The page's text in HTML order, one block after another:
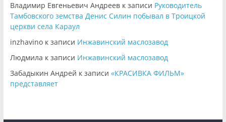
Владимир Евгеньевич Андреевк записи Руководитель
Тамбовского земства Денис Силин побывал в Троицкой
церкви села Караул
inzhavinoк записи Инжавинский маслозавод
Людмила к записи Инжавинский маслозавод
Забадыкин Андрей к записи «КРАСИВКА ФИЛЬМ»
представляет